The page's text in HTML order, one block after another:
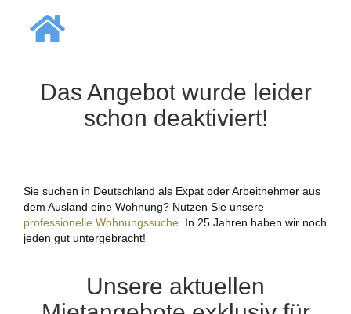
Das Angebot wurde leider
schon deaktiviert!
Sie suchen in Deutschland als Expat oder Arbeitnehmer aus
dem Ausland eine Wohnung? Nutzen Sie unsere
professionelle Wohnungssuche . In 25 Jahren haben wir noch
jeden gut untergebracht!
Unsere aktuellen